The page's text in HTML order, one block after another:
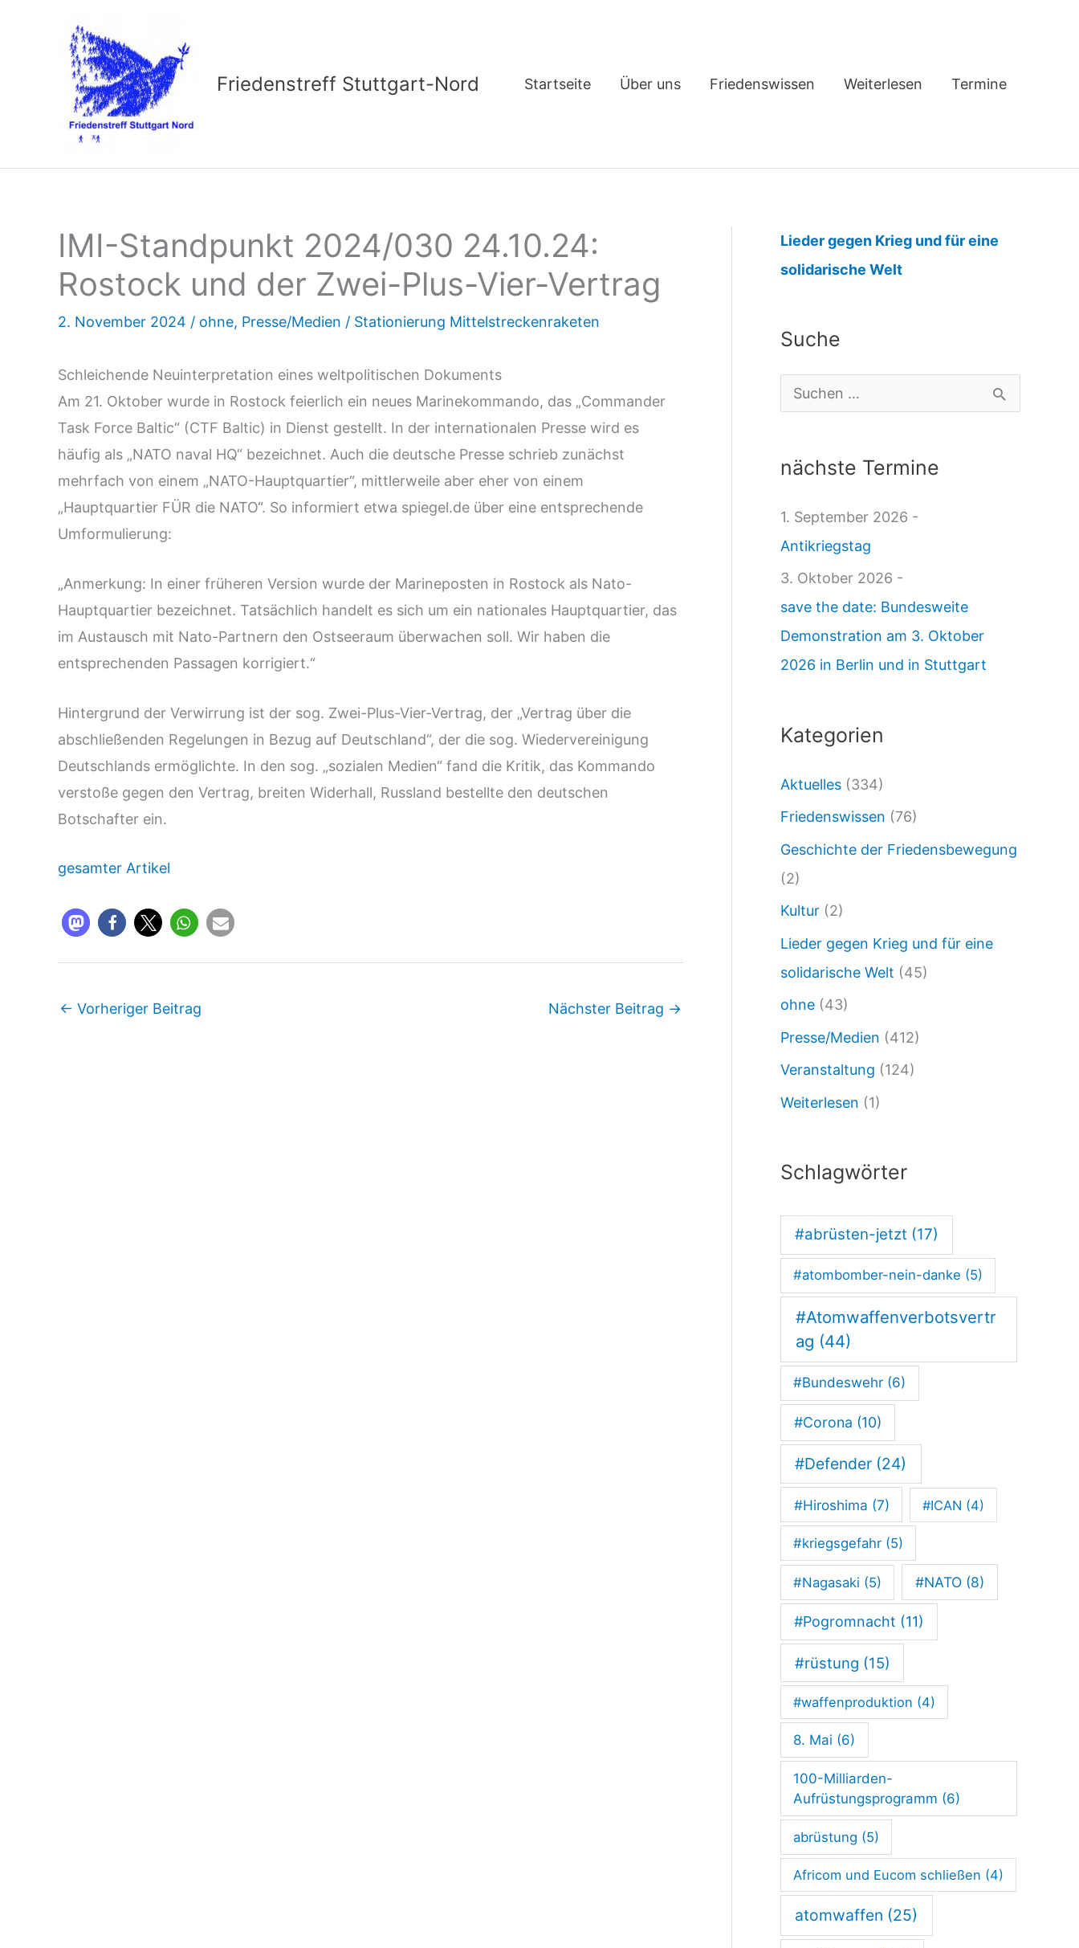
Friedenstreff Stuttgart-Nord Startseite Über uns Friedenswissen Weiterlesen Termine
IMI-Standpunkt 2024/030 24.10.24:
Rostock und der Zwei-Plus-Vier-Vertrag
2. November 2024 / ohne, Presse/Medien / Stationierung Mittelstreckenraketen
Schleichende Neuinterpretation eines weltpolitischen Dokuments
Am 21. Oktober wurde in Rostock feierlich ein neues Marinekommando, das „Commander
Task Force Baltic“ (CTF Baltic) in Dienst gestellt. In der internationalen Presse wird es
häufig als „NATO naval HQ“ bezeichnet. Auch die deutsche Presse schrieb zunächst
mehrfach von einem „NATO-Hauptquartier“, mittlerweile aber eher von einem
„Hauptquartier FÜR die NATO“. So informiert etwa spiegel.de über eine entsprechende
Umformulierung:
„Anmerkung: In einer früheren Version wurde der Marineposten in Rostock als Nato-
Hauptquartier bezeichnet. Tatsächlich handelt es sich um ein nationales Hauptquartier, das
im Austausch mit Nato-Partnern den Ostseeraum überwachen soll. Wir haben die
entsprechenden Passagen korrigiert.“
Hintergrund der Verwirrung ist der sog. Zwei-Plus-Vier-Vertrag, der „Vertrag über die
abschließenden Regelungen in Bezug auf Deutschland“, der die sog. Wiedervereinigung
Deutschlands ermöglichte. In den sog. „sozialen Medien“ fand die Kritik, das Kommando
verstoße gegen den Vertrag, breiten Widerhall, Russland bestellte den deutschen
Botschafter ein.
gesamter Artikel
← Vorheriger Beitrag Nächster Beitrag →
Lieder gegen Krieg und für eine
solidarische Welt:
S
a
n
k
t
/
0
4
.
:
s
t
k
u
d
d
r
Z
w
e
-
P
s
V
i
e
Suche
u
hnächste Termine
1. September 2026 -
Antikriegstag
3. Oktober 2026 -
save the date: Bundesweite
Demonstration am 3. Oktober
2026 in Berlin und in Stuttgart
Kategorien
Aktuelles (334)
Friedenswissen (76)
Geschichte der Friedensbewegung
(2)
Kultur (2)
Lieder gegen Krieg und für eine
solidarische Welt (45)
ohne (43)
Presse/Medien (412)
Veranstaltung (124)
Weiterlesen (1)
Schlagwörter
#abrüsten-jetzt (17)
#atombomber-nein-danke (5)
#Atomwaffenverbotsvertr
ag (44)
#Bundeswehr (6)
#Corona (10)
#Defender (24)
#Hiroshima (7) #ICAN (4)
#kriegsgefahr (5)
#Nagasaki (5) #NATO(8)
#Pogromnacht (11)
#rüstung (15)
#waffenproduktion (4)
8. Mai (6)
100-Milliarden-
Aufrüstungsprogramm (6)
abrüstung (5)
Africom und Eucom schließen (4)
atomwaffen (25)